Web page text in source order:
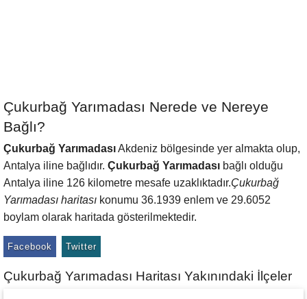
Çukurbağ Yarımadası Nerede ve Nereye
Bağlı?
Çukurbağ YarımadasıAkdeniz bölgesinde yer almakta olup,
Antalya iline bağlıdır. Çukurbağ Yarımadası bağlı olduğu
Antalya iline 126 kilometre mesafe uzaklıktadır.Çukurbağ
Yarımadası haritası konumu 36.1939 enlem ve 29.6052
boylam olarak haritada gösterilmektedir.
Facebook Twitter
Çukurbağ Yarımadası Haritası Yakınındaki İlçeler